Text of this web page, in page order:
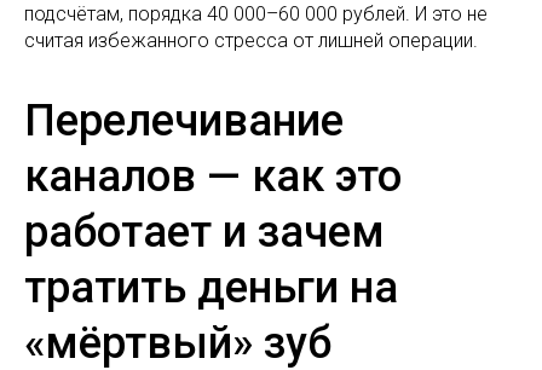
подсчётам, порядка 40 000–60 000 рублей. И это не
считая избежанного стресса от лишней операции.
Перелечивание
каналов — как это
работает и зачем
тратить деньги на
«мёртвый» зуб